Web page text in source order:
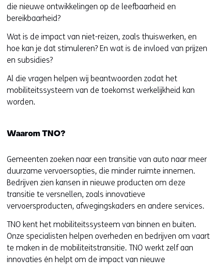
die nieuwe ontwikkelingen op de leefbaarheid en
bereikbaarheid?
Wat is de impact van niet-reizen, zoals thuiswerken, en
hoe kan je dat stimuleren? En wat is de invloed van prijzen
en subsidies?
Al die vragen helpen wij beantwoorden zodat het
mobiliteitssysteem van de toekomst werkelijkheid kan
worden.
Waarom TNO?
Gemeenten zoeken naar een transitie van auto naar meer
duurzame vervoersopties, die minder ruimte innemen.
Bedrijven zien kansen in nieuwe producten om deze
transitie te versnellen, zoals innovatieve
vervoersproducten, afwegingskaders en andere services.
TNO kent het mobiliteitssysteem van binnen en buiten.
Onze specialisten helpen overheden en bedrijven om vaart
te maken in de mobiliteitstransitie. TNO werkt zelf aan
innovaties én helpt om de impact van nieuwe